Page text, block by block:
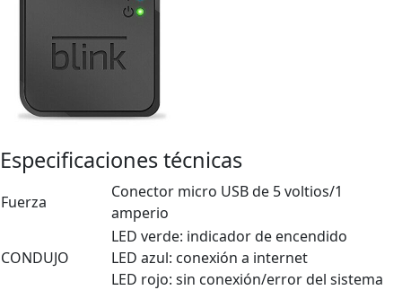
Especificaciones técnicas
Fuerza
Conector micro USB de 5 voltios/1
amperio
CONDUJO
LED verde: indicador de encendido
LED azul: conexión a internet
LED rojo: sin conexión/error del sistema